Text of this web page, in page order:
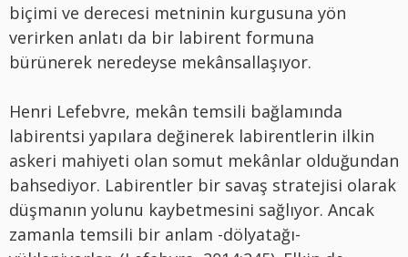
biçimi ve derecesi metninin kurgusuna yön
verirken anlatı da bir labirent formuna
bürünerek neredeyse mekânsallaşıyor.
Henri Lefebvre, mekân temsili bağlamında
labirentsi yapılara değinerek labirentlerin ilkin
askeri mahiyeti olan somut mekânlar olduğundan
bahsediyor. Labirentler bir savaş stratejisi olarak
düşmanın yolunu kaybetmesini sağlıyor. Ancak
zamanla temsili bir anlam -dölyatağı-